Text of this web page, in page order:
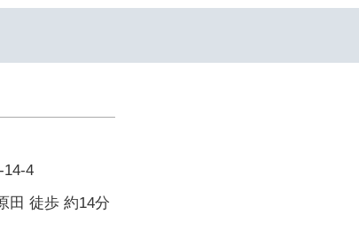
14-4
田 徒歩 約14分